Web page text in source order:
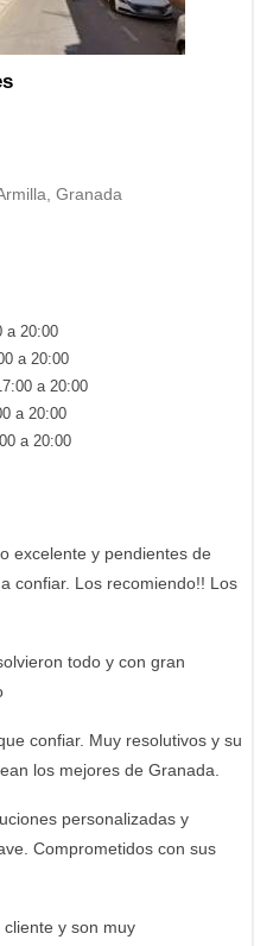
Granada
a 20:00
a 20:00
a 20:00
a 20:00
a 20:00
excelente y pendientes de
confiar. Los recomiendo!! Los
todo y con gran
confiar. Muy resolutivos y su
los mejores de Granada.
personalizadas y
Comprometidos con sus
y son muy